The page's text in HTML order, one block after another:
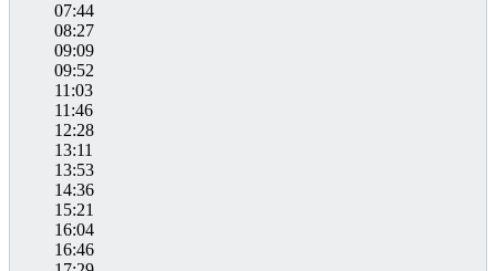
07:44
08:27
09:09
09:52
11:03
11:46
12:28
13:11
13:53
14:36
15:21
16:04
16:46